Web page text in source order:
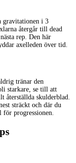
gravitationen i 3
återgår till dead
rep. Den här
axelleden över tid.
tränar den
starkare, se till att
återställda skulderblad.
sträckt och där du
för progressionen.